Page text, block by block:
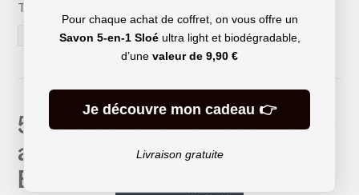
2-3 jours Hiver Débutant Europe Bivouac
5 jours de rando en autonomie
au cœur de la Laponie
Espagnole
Pour chaque achat de coffret, on vous offre un
Savon 5-en-1 Sloéultra light et biodégradable,
d’une valeur de 9,90 €
Je découvre mon cadeau 👉
Livraison gratuite